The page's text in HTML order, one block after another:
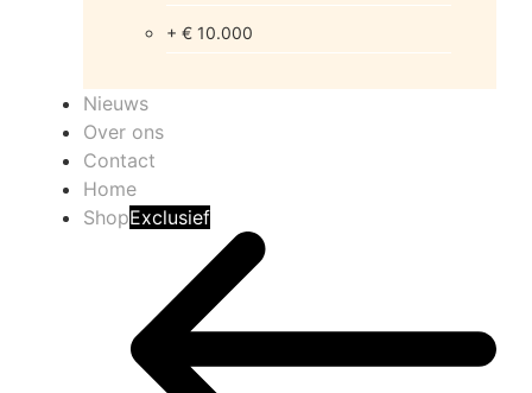
+ € 10.000
Nieuws
Over ons
Contact
Home
ShopExclusief